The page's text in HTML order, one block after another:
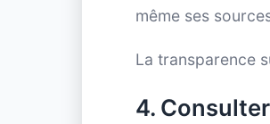
même ses
La transparence
4.